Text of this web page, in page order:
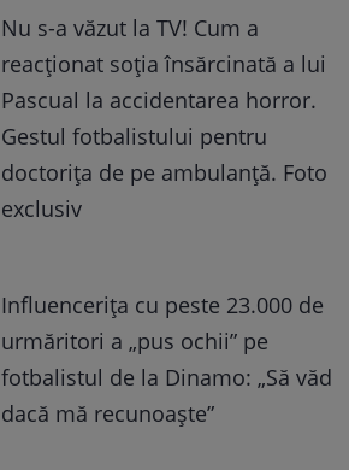
Nu s-a văzut la TV! Cum a
reacţionat soţia însărcinată a lui
Pascual la accidentarea horror.
Gestul fotbalistului pentru
doctoriţa de pe ambulanţă. Foto
exclusiv
Influencerița cu peste 23.000 de
urmăritori a „pus ochii” pe
fotbalistul de la Dinamo: „Să văd
dacă mă recunoaște”